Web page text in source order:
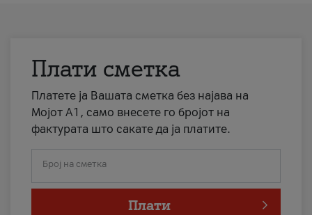
Плати сметка
Платете ја Вашата сметка без најава на
Мојот А1, само внесете го бројот на
фактурата што сакате да ја платите.
Број на сметка
Плати